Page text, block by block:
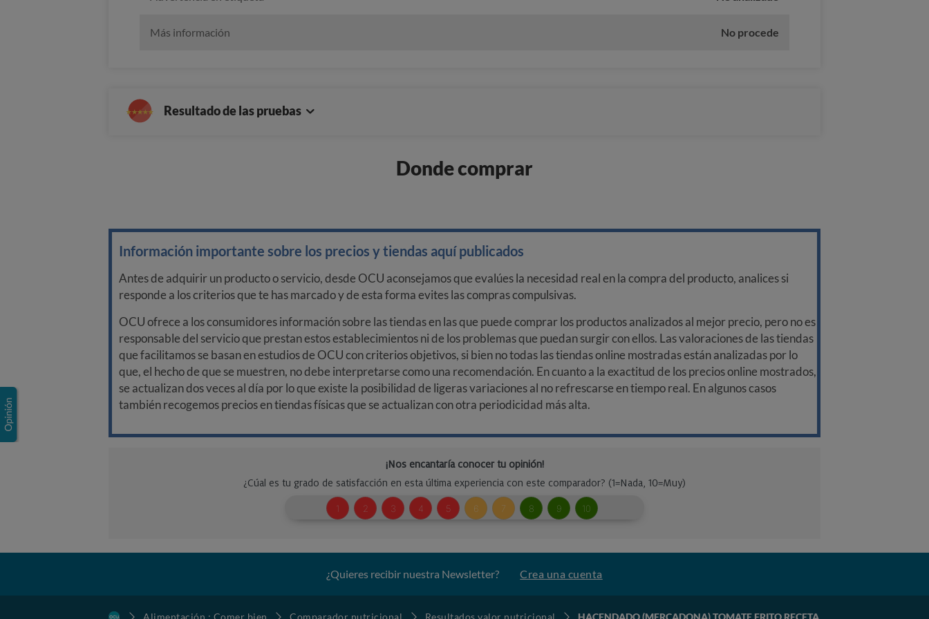
Más información No procede
Resultado de las pruebas
Donde comprar
Información importante sobre los precios y tiendas aquí publicados
Antes de adquirir un producto o servicio, desde OCU aconsejamos que evalúes la necesidad real en la compra del producto, analices si
responde a los criterios que te has marcado y de esta forma evites las compras compulsivas.
OCU ofrece a los consumidores información sobre las tiendas en las que puede comprar los productos analizados al mejor precio, pero no es
responsable del servicio que prestan estos establecimientos ni de los problemas que puedan surgir con ellos. Las valoraciones de las tiendas
que facilitamos se basan en estudios de OCU con criterios objetivos, si bien no todas las tiendas online mostradas están analizadas por lo
que, el hecho de que se muestren, no debe interpretarse como una recomendación. En cuanto a la exactitud de los precios online mostrados,
se actualizan dos veces al día por lo que existe la posibilidad de ligeras variaciones al no refrescarse en tiempo real. En algunos casos
también recogemos precios en tiendas físicas que se actualizan con otra periodicidad más alta.
¿Quieres recibir nuestra Newsletter? Crea una cuenta